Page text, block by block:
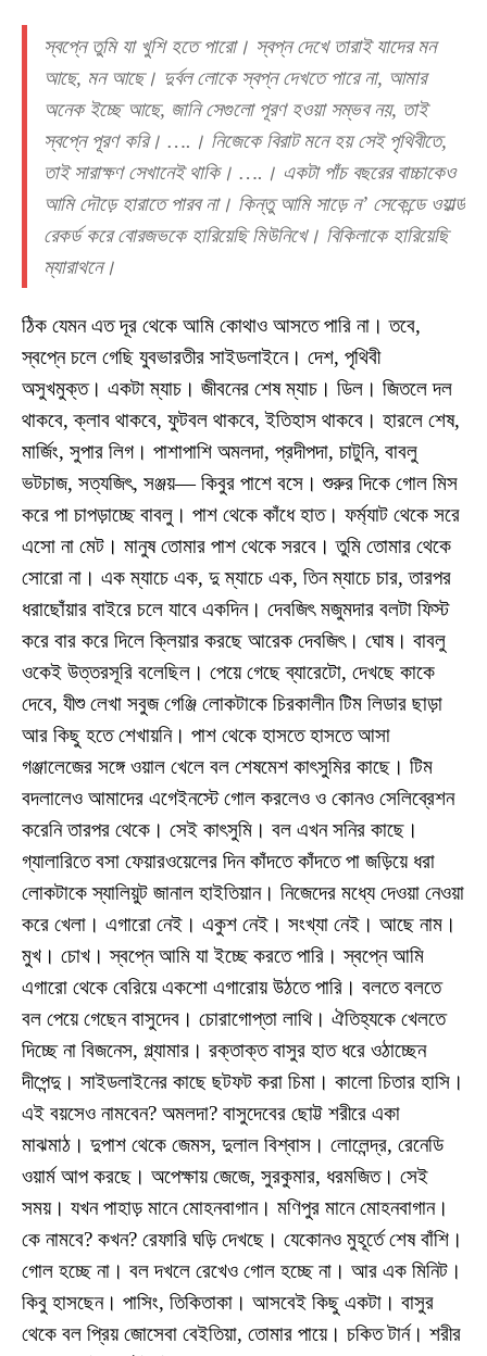
স্বপ্নে তুমি যা খুশি হতে পারো। স্বপ্ন দেখে তারাই যাদের মন
আছে, মন আছে। দুর্বল লোকে স্বপ্ন দেখতে পারে না, আমার
অনেক ইচ্ছে আছে, জানি সেগুলো পূরণ হওয়া সম্ভব নয়, তাই
স্বপ্নে পূরণ করি। ….। নিজেকে বিরাট মনে হয় সেই পৃথিবীতে,
তাই সারাক্ষণ সেখানেই থাকি। ….। একটা পাঁচ বছরের বাচ্চাকেও
আমি দৌড়ে হারাতে পারব না। কিন্তু আমি সাড়ে ন’ সেকেন্ডে ওয়ার্ল্ড
রেকর্ড করে বোরজভকে হারিয়েছি মিউনিখে। বিকিলাকে হারিয়েছি
ম্যারাথনে।
ঠিক যেমন এত দূর থেকে আমি কোথাও আসতে পারি না। তবে,
স্বপ্নে চলে গেছি যুবভারতীর সাইডলাইনে। দেশ, পৃথিবী
অসুখমুক্ত। একটা ম্যাচ। জীবনের শেষ ম্যাচ। ডিল। জিতলে দল
থাকবে, ক্লাব থাকবে, ফুটবল থাকবে, ইতিহাস থাকবে। হারলে শেষ,
মার্জিং, সুপার লিগ। পাশাপাশি অমলদা, প্রদীপদা, চাটুনি, বাবলু
ভটচাজ, সত্যজিৎ, সঞ্জয়— কিবুর পাশে বসে। শুরুর দিকে গোল মিস
করে পা চাপড়াচ্ছে বাবলু। পাশ থেকে কাঁধে হাত। ফর্ম্যাট থেকে সরে
এসো না মেট। মানুষ তোমার পাশ থেকে সরবে। তুমি তোমার থেকে
সোরো না। এক ম্যাচে এক, দু ম্যাচে এক, তিন ম্যাচে চার, তারপর
ধরাছোঁয়ার বাইরে চলে যাবে একদিন। দেবজিৎ মজুমদার বলটা ফিস্ট
করে বার করে দিলে ক্লিয়ার করছে আরেক দেবজিৎ। ঘোষ। বাবলু
ওকেই উত্তরসূরি বলেছিল। পেয়ে গেছে ব্যারেটো, দেখছে কাকে
দেবে, যীশু লেখা সবুজ গেঞ্জি লোকটাকে চিরকালীন টিম লিডার ছাড়া
আর কিছু হতে শেখায়নি। পাশ থেকে হাসতে হাসতে আসা
গঞ্জালেজের সঙ্গে ওয়াল খেলে বল শেষমেশ কাৎসুমির কাছে। টিম
বদলালেও আমাদের এগেইনস্টে গোল করলেও ও কোনও সেলিব্রেশন
করেনি তারপর থেকে। সেই কাৎসুমি। বল এখন সনির কাছে।
গ্যালারিতে বসা ফেয়ারওয়েলের দিন কাঁদতে কাঁদতে পা জড়িয়ে ধরা
লোকটাকে স্যালিয়ুট জানাল হাইতিয়ান। নিজেদের মধ্যে দেওয়া নেওয়া
করে খেলা। এগারো নেই। একুশ নেই। সংখ্যা নেই। আছে নাম।
মুখ। চোখ। স্বপ্নে আমি যা ইচ্ছে করতে পারি। স্বপ্নে আমি
এগারো থেকে বেরিয়ে একশো এগারোয় উঠতে পারি। বলতে বলতে
বল পেয়ে গেছেন বাসুদেব। চোরাগোপ্তা লাথি। ঐতিহ্যকে খেলতে
দিচ্ছে না বিজনেস, গ্ল্যামার। রক্তাক্ত বাসুর হাত ধরে ওঠাচ্ছেন
দীপেন্দু। সাইডলাইনের কাছে ছটফট করা চিমা। কালো চিতার হাসি।
এই বয়সেও নামবেন? অমলদা? বাসুদেবের ছোট্ট শরীরে একা
মাঝমাঠ। দুপাশ থেকে জেমস, দুলাল বিশ্বাস। লোলেন্দ্র, রেনেডি
ওয়ার্ম আপ করছে। অপেক্ষায় জেজে, সুরকুমার, ধরমজিত। সেই
সময়। যখন পাহাড় মানে মোহনবাগান। মণিপুর মানে মোহনবাগান।
কে নামবে? কখন? রেফারি ঘড়ি দেখছে। যেকোনও মুহূর্তে শেষ বাঁশি।
গোল হচ্ছে না। বল দখলে রেখেও গোল হচ্ছে না। আর এক মিনিট।
কিবু হাসছেন। পাসিং, তিকিতাকা। আসবেই কিছু একটা। বাসুর
থেকে বল প্রিয় জোসেবা বেইতিয়া, তোমার পায়ে। চকিত টার্ন। শরীর